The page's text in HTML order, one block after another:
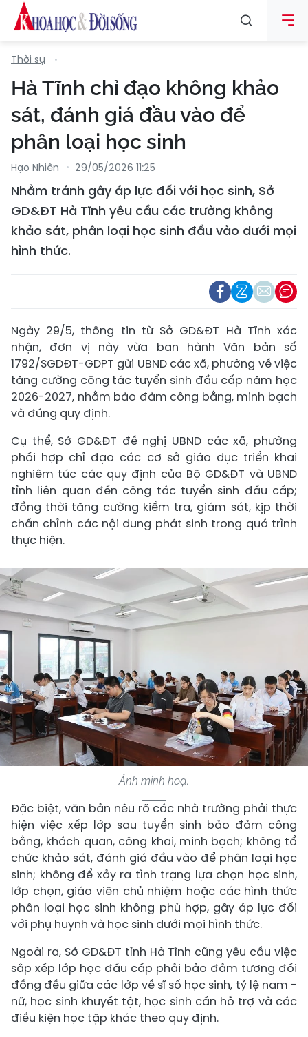
Thời sự
Hà Tĩnh chỉ đạo không khảo
sát, đánh giá đầu vào để
phân loại học sinh
Hạo Nhiên 29/05/2026 11:25
Nhằm tránh gây áp lực đối với học sinh, Sở
GD&ĐT Hà Tĩnh yêu cầu các trường không
khảo sát, phân loại học sinh đầu vào dưới mọi
hình thức.
Ngày 29/5, thông tin từ Sở GD&ĐT Hà Tĩnh xác
nhận, đơn vị này vừa ban hành Văn bản số
1792/SGDĐT-GDPT gửi UBND các xã, phường về việc
tăng cường công tác tuyển sinh đầu cấp năm học
2026-2027, nhằm bảo đảm công bằng, minh bạch
và đúng quy định.
Cụ thể, Sở GD&ĐT đề nghị UBND các xã, phường
phối hợp chỉ đạo các cơ sở giáo dục triển khai
nghiêm túc các quy định của Bộ GD&ĐT và UBND
tỉnh liên quan đến công tác tuyển sinh đầu cấp;
đồng thời tăng cường kiểm tra, giám sát, kịp thời
chấn chỉnh các nội dung phát sinh trong quá trình
thực hiện.
Ảnh minh hoạ.
Đặc biệt, văn bản nêu rõ các nhà trường phải thực
hiện việc xếp lớp sau tuyển sinh bảo đảm công
bằng, khách quan, công khai, minh bạch; không tổ
chức khảo sát, đánh giá đầu vào để phân loại học
sinh; không để xảy ra tình trạng lựa chọn học sinh,
lớp chọn, giáo viên chủ nhiệm hoặc các hình thức
phân loại học sinh không phù hợp, gây áp lực đối
với phụ huynh và học sinh dưới mọi hình thức.
Ngoài ra, Sở GD&ĐT tỉnh Hà Tĩnh cũng yêu cầu việc
sắp xếp lớp học đầu cấp phải bảo đảm tương đối
đồng đều giữa các lớp về sĩ số học sinh, tỷ lệ nam -
nữ, học sinh khuyết tật, học sinh cần hỗ trợ và các
điều kiện học tập khác theo quy định.